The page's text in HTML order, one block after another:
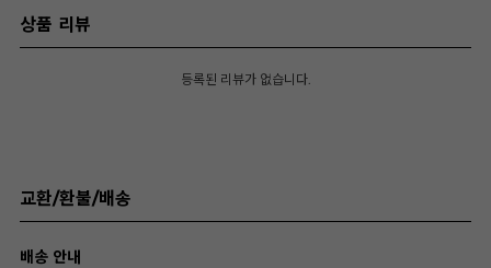
상품 리뷰
등록된 리뷰가 없습니다.
교환/환불/배송
배송 안내